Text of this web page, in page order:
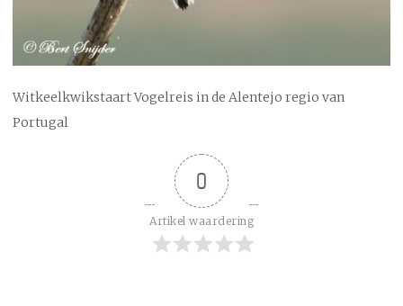
Witkeelkwikstaart Vogelreis in de Alentejo regio van
Portugal
0
Artikel waardering